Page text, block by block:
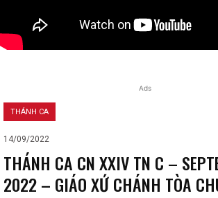
Ads
THÁNH CA
14/09/2022
THÁNH CA CN XXIV TN C –
2022 – GIÁO XỨ CHÁNH TÒA